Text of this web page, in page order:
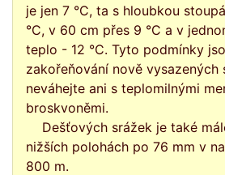
je jen 7 °C, ta s hloubkou
°C, v 60 cm přes 9 °C a v
teplo - 12 °C. Tyto podmínky
zakořeňování nově vysazených
neváhejte ani s teplomilnými
broskvoněmi.
Dešťových srážek je také
nižších polohách po 76 mm v
800 m.